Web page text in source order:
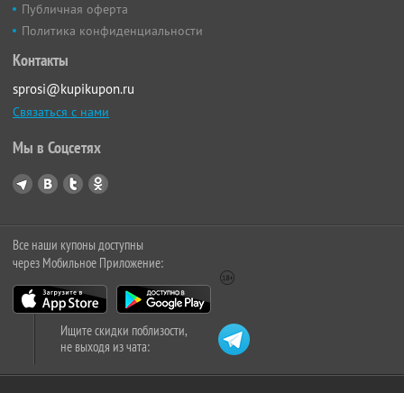
Публичная оферта
Политика конфиденциальности
Контакты
sprosi@kupikupon.ru
Связаться с нами
Мы в Соцсетях
Все наши купоны доступны
через Мобильное Приложение:
Ищите скидки поблизости,
не выходя из чата: